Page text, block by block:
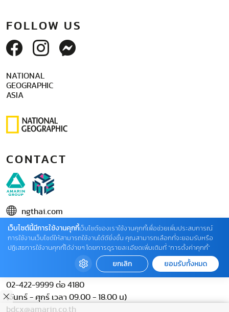
FOLLOW US
NATIONAL
GEOGRAPHIC
ASIA
CONTACT
ngthai.com
บริษัท เอเอ็มอี อิมเมจิเนทีฟ จำกัด
ในเครือ บริษัท อมรินทร์ คอร์เปอเรชั่นส์ จำกัด (มหาชน)
02 422 9999 ต่อ 4220
ติดต่อแจ้งปัญหาหรือร้องเรียน
02-422-9999 ต่อ 4180
(จันทร์ - ศุกร์ เวลา 09.00 - 18.00 น)
bdcx@amarin.co.th
เว็บไซต์นี้มีการใช้งานคุกกี้เว็บไซต์ของเราใช้งานคุกกี้เพื่อช่วยเพิ่มประสบการณ์
การใช้งานเว็บไซต์ให้สามารถใช้งานได้ดียิ่งขึ้น คุณสามารถเลือกที่จะยอมรับหรือ
ปฏิเสธการใช้งานคุกกี้ได้ง่ายๆ โดยการดูรายละเอียดเพิ่มเติมที่ “การตั้งค่าคุกกี้”
ยกเลิก ยอมรับทั้งหมด